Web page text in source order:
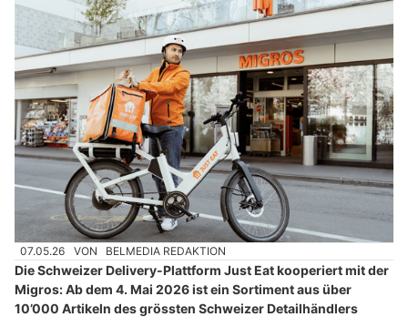
07.05.26 VON BELMEDIA REDAKTION
Die Schweizer Delivery-Plattform Just Eat kooperiert mit der
Migros: Ab dem 4. Mai 2026 ist ein Sortiment aus über
10’000 Artikeln des grössten Schweizer Detailhändlers